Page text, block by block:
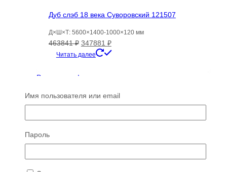
Дуб слэб 18 века Суворовский 121507
Д×Ш×Т: 5600×1400-1000×120 мм
463841₽ Первоначальная
цена
347881 ₽Текущая
цена:
Читать далее
Распродажа!
обрезная 115109
Имя пользователя или email
Пароль